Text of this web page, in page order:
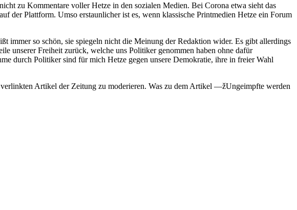
zu Kommentare voller Hetze in den sozialen Medien. Bei Corona etwa sieht das
der Plattform. Umso erstaunlicher ist es, wenn klassische Printmedien Hetze ein Forum
immer so schön, sie spiegeln nicht die Meinung der Redaktion wider. Es gibt allerdings
unserer Freiheit zurück, welche uns Politiker genommen haben ohne dafür
durch Politiker sind für mich Hetze gegen unsere Demokratie, ihre in freier Wahl
Artikel der Zeitung zu moderieren. Was zu dem Artikel —žUngeimpfte werden